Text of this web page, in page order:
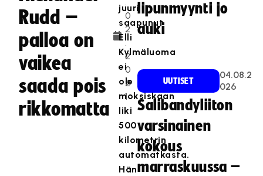
Rudd –
palloa on
vaikea
saada pois
rikkomatta
0
2
.
2
0
2
1
juuri
saapunut
Elli
Kylmäluoma
ei
ole
moksiskaan
liki
500
kilometrin
automatkasta.
Hän
lipunmyynti jo
auki
UUTISET
04.08.2
026
Salibandyliiton
varsinainen
kokous
marraskuussa –